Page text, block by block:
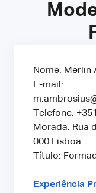
Nome: Merlin
E-mail:
Telefone:
Morada: Rua
000 Lisboa
Título:
Experiência